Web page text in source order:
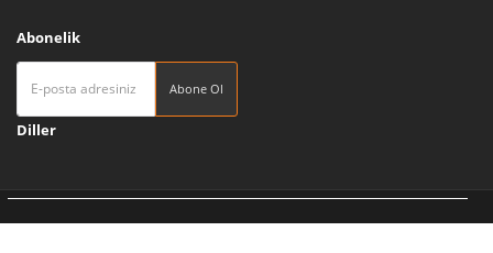
Abonelik
Abone Ol
Diller